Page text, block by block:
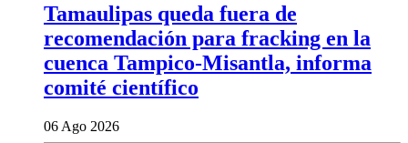
Tamaulipas queda fuera de
recomendación para fracking en la
cuenca Tampico-Misantla, informa
comité científico
06 Ago 2026